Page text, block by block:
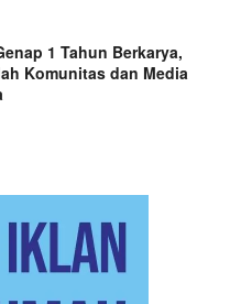
brosur, tanpa ada tulisan)
1 Tahun Berkarya,
Komunitas dan Media